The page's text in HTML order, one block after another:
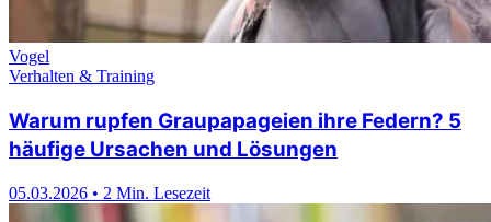
Vogel
Verhalten & Training
Warum rupfen Graupapageien ihre Federn? 5
häufige Ursachen und Lösungen
05.03.2026 • 2 Min. Lesezeit